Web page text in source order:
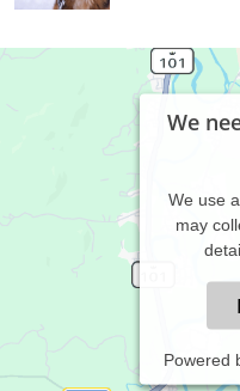
We
We use
may
Powered
Praxis für